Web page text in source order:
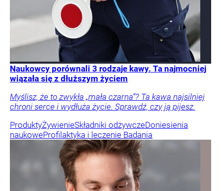
Naukowcy porównali 3 rodzaje kawy. Ta najmocniej
wiązała się z dłuższym życiem
Myślisz, że to zwykła „mała czarna”? Ta kawa najsilniej
chroni serce i wydłuża życie. Sprawdź, czy ją pijesz.
ProduktyŻywienieSkładniki odżywczeDoniesienia
naukoweProfilaktyka i leczenie Badania